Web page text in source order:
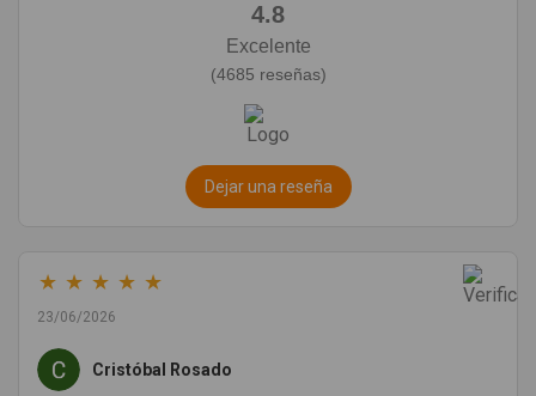
4.8
Excelente
(4685 reseñas)
Dejar una reseña
★ ★ ★ ★ ★
23/06/2026
Cristóbal Rosado